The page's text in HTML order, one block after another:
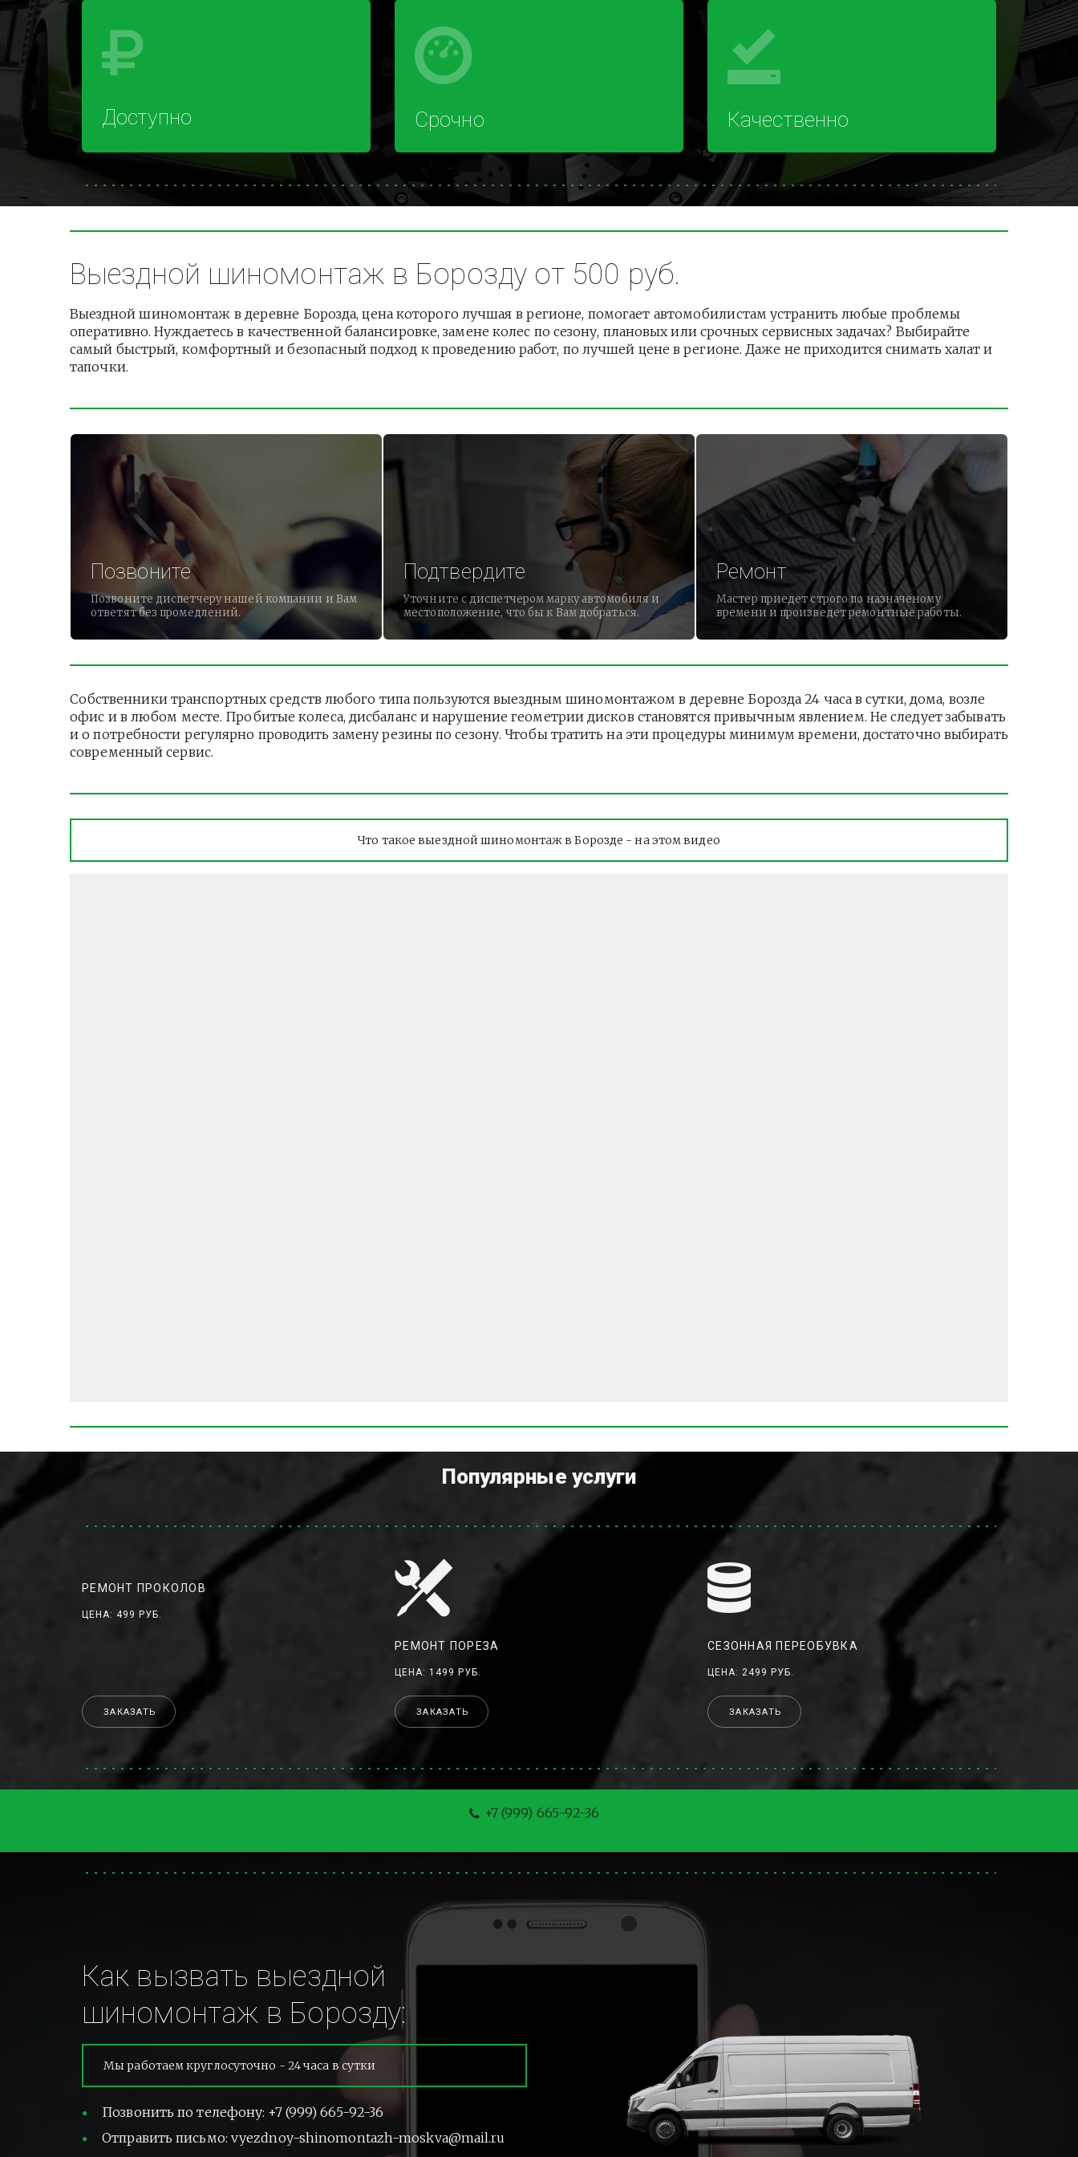
Доступно Срочно Качественно
Выездной шиномонтаж в Борозду от 500 руб.
Выездной шиномонтаж в деревне Борозда, цена которого лучшая в регионе, помогает автомобилистам устранить любые проблемы
оперативно. Нуждаетесь в качественной балансировке, замене колес по сезону, плановых или срочных сервисных задачах? Выбирайте
самый быстрый, комфортный и безопасный подход к проведению работ, по лучшей цене в регионе. Даже не приходится снимать халат и
тапочки.
Позвоните
Позвоните диспетчеру нашей компании и Вам
ответят без промедлений.
Подтвердите
Уточните с диспетчером марку автомобиля и
местоположение, что бы к Вам добраться.
Ремонт
Мастер приедет строго по назначеному
времени и произведет ремонтные работы.
Собственники транспортных средств любого типа пользуются выездным шиномонтажом в деревне Борозда 24 часа в сутки, дома, возле
офис и в любом месте. Пробитые колеса, дисбаланс и нарушение геометрии дисков становятся привычным явлением. Не следует забывать
и о потребности регулярно проводить замену резины по сезону. Чтобы тратить на эти процедуры минимум времени, достаточно выбирать
современный сервис.
Что такое выездной шиномонтаж в Борозде - на этом видео
Популярные услуги
РЕМОНТ ПРОКОЛОВ
ЦЕНА: 499 РУБ.
ЗАКАЗАТЬ
РЕМОНТ ПОРЕЗА
ЦЕНА: 1499 РУБ.
ЗАКАЗАТЬ
СЕЗОННАЯ ПЕРЕОБУВКА
ЦЕНА: 2499 РУБ.
ЗАКАЗАТЬ
+7 (999) 665-92-36
Как вызвать выездной
шиномонтаж в Борозду:
Мы работаем круглосуточно - 24 часа в сутки
Позвонить по телефону: +7 (999) 665-92-36
Отправить письмо: vyezdnoy-shinomontazh-moskva@mail.ru